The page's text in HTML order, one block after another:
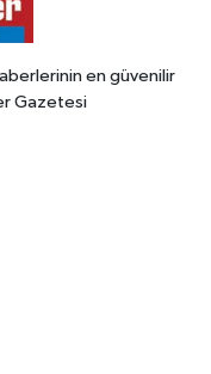
en güvenilir
Gazetesi